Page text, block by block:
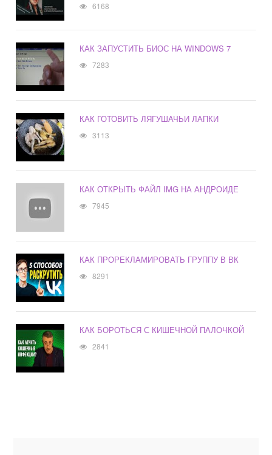
6168
КАК ЗАПУСТИТЬ БИОС НА WINDOWS 7
7283
КАК ГОТОВИТЬ ЛЯГУШАЧЬИ ЛАПКИ
3113
КАК ОТКРЫТЬ ФАЙЛ IMG НА АНДРОИДЕ
7945
КАК ПРОРЕКЛАМИРОВАТЬ ГРУППУ В ВК
8291
КАК БОРОТЬСЯ С КИШЕЧНОЙ ПАЛОЧКОЙ
2841